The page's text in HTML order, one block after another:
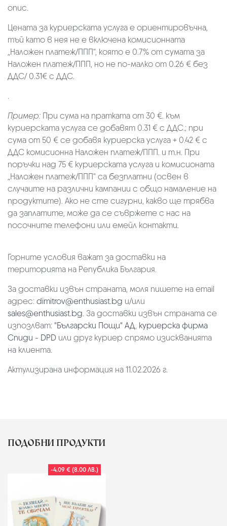
опис.
Цената за куриерската услуга е ориентировъчна,
тъй като в нея не е включена комисионната
„Наложен платеж/ППП“, която е 0.7% от сумата за
Наложен платеж/ППП, но не по-малко от 0.26 € без
ДДС/ 0.31€ с ДДС.
.
Пример: При сума на пратката от 30 €. към
куриерската услуга се добавят 0.31 € с ДДС.; при
сума от 50 € се добавя куриерска услуга + 0.42 € с
ДДС комисионна Наложен платеж/ППП. и т.н. При
поръчки над 75 € куриерската услуга и комисионата
„Наложен платеж/ППП“ са безплатни (освен в
случаите на различни кампании с общо намаление на
продуктите). Ако не сте сигурни, какво ще трябва
да заплатите, може да се съвржете с нас на
посочните телефони или емейл контакти.
Горните условия важат за доставки на
територията на Република България.
За доставки извън страната, моля пишете на email
адрес: dimitrov@enthusiast.bg и/или
sales@enthusiast.bg. За доставки извън страната се
изпозлват: "Български Пощи" АД, куриерска фирма
Спиди - DPD или друг куриер спрямо изискванията
на клиента.
Актулизирана информация на 11.02.2026 г.
ПОДОБНИ ПРОДУКТИ
-4.09 € (8.00 ЛВ.)